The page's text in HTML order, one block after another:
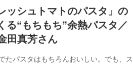
ッシュトマトのパスタ」の
る“もちもち”余熱パスタ／
田真芳さん
たパスタはもちろんおいしい。でも、ス